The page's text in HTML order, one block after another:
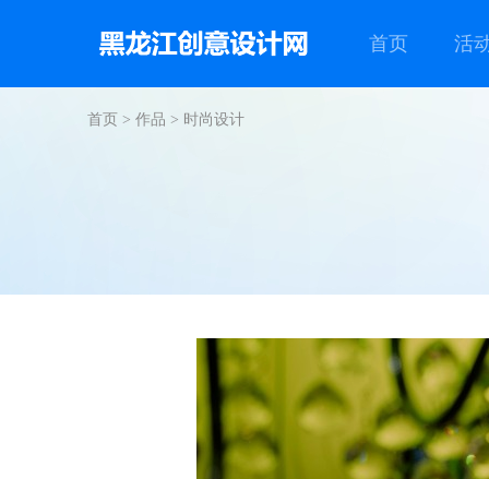
首页 活
首页 > 作品 > 时尚设计